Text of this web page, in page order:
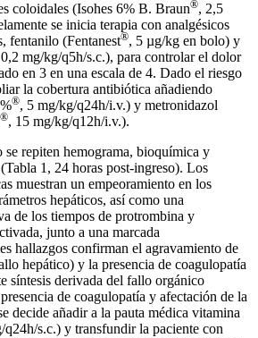
coloidales (Isohes 6% B. Braun®, 2,5
se inicia terapia con analgésicos
fentanilo (Fentanest®, 5 µg/kg en bolo) y
mg/kg/q5h/s.c.), para controlar el dolor
en 3 en una escala de 4. Dado el riesgo
la cobertura antibiótica añadiendo
®, 5 mg/kg/q24h/i.v.) y metronidazol
®, 15 mg/kg/q12h/i.v.).
se repiten hemograma, bioquímica y
1, 24 horas post-ingreso). Los
muestran un empeoramiento en los
hepáticos, así como una
de los tiempos de protrombina y
junto a una marcada
hallazgos confirman el agravamiento de
hepático) y la presencia de coagulopatía
síntesis derivada del fallo orgánico
de coagulopatía y afectación de la
decide añadir a la pauta médica vitamina
q24h/s.c.) y transfundir la paciente con